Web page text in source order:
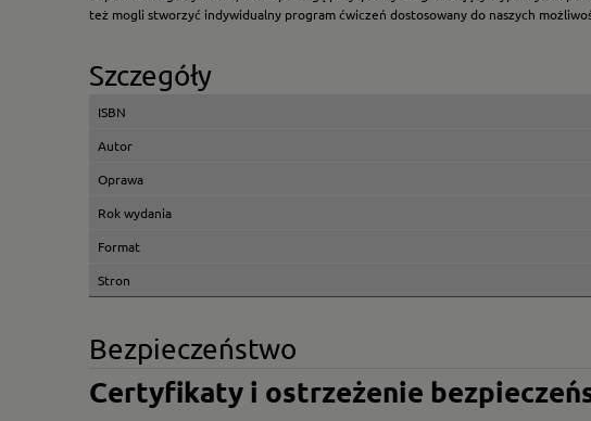
też mogli stworzyć indywidualny program ćwiczeń dostosowany do naszych
Szczegóły
ISBN
Autor
Oprawa
Rok wydania
Format
Stron
Bezpieczeństwo
Certyfikaty i ostrzeżenie